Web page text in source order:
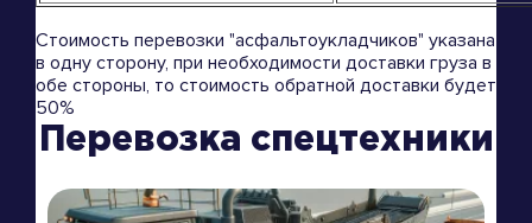
Стоимость перевозки "асфальтоукладчиков" указана
в одну сторону, при необходимости доставки груза в
обе стороны, то стоимость обратной доставки будет
50%
Перевозка спецтехники